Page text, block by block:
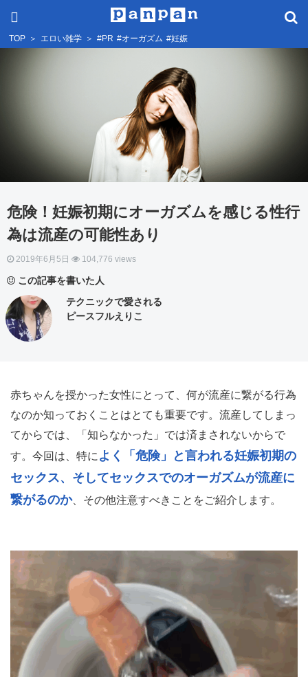
TOP ＞ エロい雑学 ＞ #PR #オーガズム #妊娠
危険！妊娠初期にオーガズムを感じる性行
為は流産の可能性あり
2019年6月5日 104,776 views
この記事を書いた人
テクニックで愛される
ピースフルえりこ
赤ちゃんを授かった女性にとって、何が流産に繋がる行為
なのか知っておくことはとても重要です。流産してしまっ
てからでは、「知らなかった」では済まされないからで
す。今回は、特に よく「危険」と言われる妊娠初期の
セックス、そしてセックスでのオーガズムが流産に
繋がるのか、その他注意すべきことをご紹介します。